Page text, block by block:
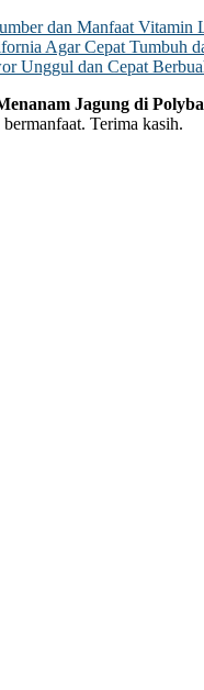
dan Manfaat Vitamin
Agar Cepat Tumbuh
Unggul dan Cepat
Jagung di
Terima kasih.